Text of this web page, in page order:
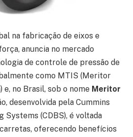
na fabricação de eixos e
anuncia no mercado
de controle de pressão de
como MTIS (Meritor
no Brasil, sob o nome Meritor
desenvolvida pela Cummins
Systems (CDBS), é voltada
oferecendo benefícios